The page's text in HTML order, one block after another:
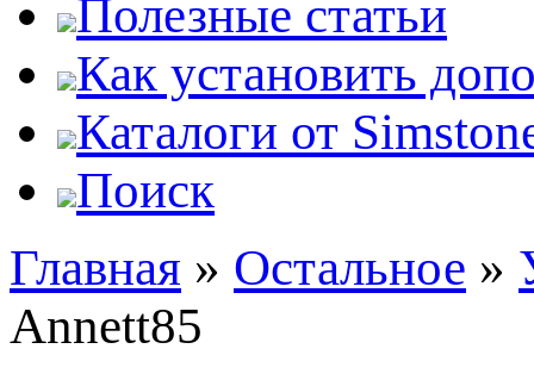
Полезные статьи
Как установить
Каталоги от
Поиск
Главная » Остальное »
Annett85